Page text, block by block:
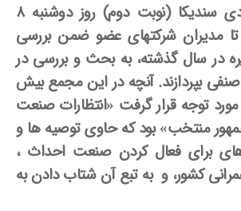
سندیکا (نوبت دوم) روز دوشنبه ۸
تا مدیران شرکتهای عضو ضمن بررسی
در سال گذشته، به بحث و بررسی در
بپردازند. آنچه در این مجمع بیش
توجه قرار گرفت «انتظارات صنعت
منتخب» بود که حاوی توصیه­ ها و
برای فعال کردن صنعت احداث ،
کشور، و به تبع آن شتاب دادن به